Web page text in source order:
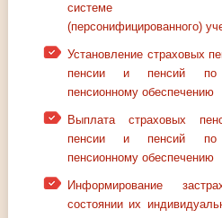
системе
(персонифицированного)
Установление страховых
пенсии и пенсий по
пенсионному обеспечению
Выплата страховых
пенсии и пенсий по
пенсионному обеспечению
Информирование
состоянии их